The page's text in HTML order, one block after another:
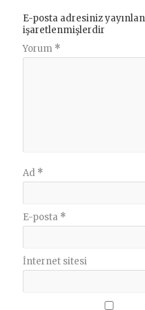
E-posta adresiniz
işaretlenmişlerdir
Yorum *
Ad *
E-posta *
İnternet sitesi